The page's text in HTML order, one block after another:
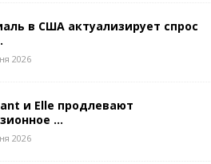
в США актуализирует спрос
2026
и Elle продлевают
...
2026